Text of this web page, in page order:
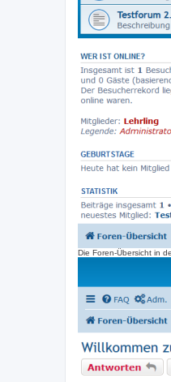
Die Foren-Übersicht in